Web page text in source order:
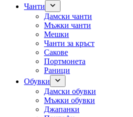
Чанти
Дамски чанти
Мъжки чанти
Мешки
Чанти за кръст
Сакове
Портмонета
Раници
Обувки
Дамски обувки
Мъжки обувки
Джапанки